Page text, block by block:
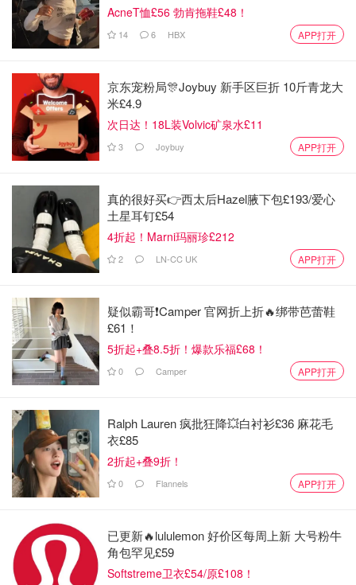
AcneT恤£56 勃肯拖鞋£48！
14 6 HBX APP打开
京东宠粉局🎊Joybuy 新手区巨折 10斤青龙大
米£4.9
次日达！18L装Volvic矿泉水£11
3 Joybuy APP打开
真的很好买👉西太后Hazel腋下包£193/爱心
土星耳钉£54
4折起！Marni玛丽珍£212
2 LN-CC UK APP打开
疑似霸哥❗️Camper 官网折上折🔥绑带芭蕾鞋
£61！
5折起+叠8.5折！爆款乐福£68！
0 Camper APP打开
Ralph Lauren 疯批狂降💥白衬衫£36 麻花毛
衣£85
2折起+叠9折！
0 Flannels APP打开
已更新🔥lululemon 好价区每周上新 大号粉牛
角包罕见£59
Softstreme卫衣£54/原£108！